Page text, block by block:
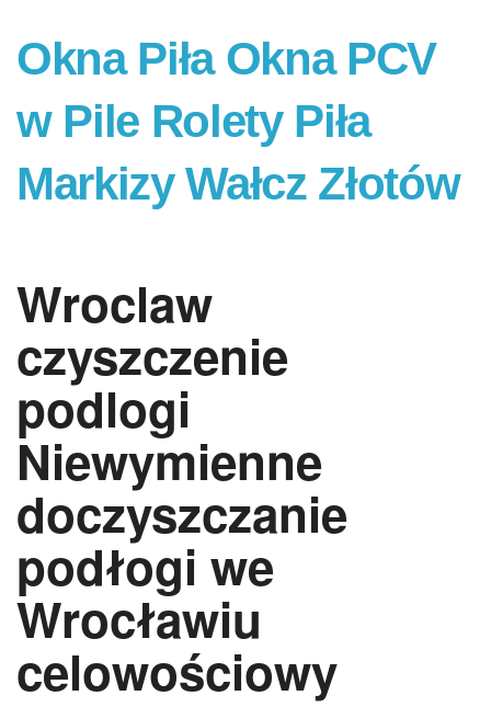
Okna Piła Okna PCV
w Pile Rolety Piła
Markizy Wałcz Złotów
Wroclaw
czyszczenie
podlogi
Niewymienne
doczyszczanie
podłogi we
Wrocławiu
celowościowy